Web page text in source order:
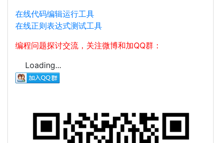
在线代码编辑运行工具
在线正则表达式测试工具
编程问题探讨交流，关注微博和加QQ群：
Loading...